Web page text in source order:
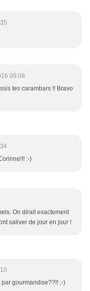
09:08
tes carambars !! Bravo
:-)
On dirait exactement
saliver de jour en jour !
par gourmandise??!! ;-)